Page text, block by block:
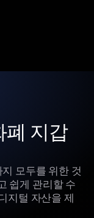
지갑
모두를 위한 것
쉽게 관리할 수
지털 자산을 제